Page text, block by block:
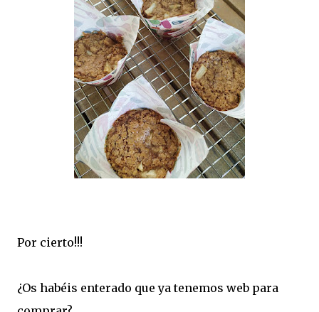
Por cierto!!!
¿Os habéis enterado que ya tenemos web para